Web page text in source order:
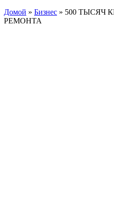
Домой » Бизнес » 500 ТЫСЯЧ
РЕМОНТА